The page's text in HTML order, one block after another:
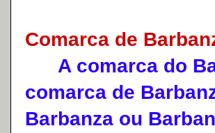
Comarca de
A comarca do
comarca de
Barbanza ou